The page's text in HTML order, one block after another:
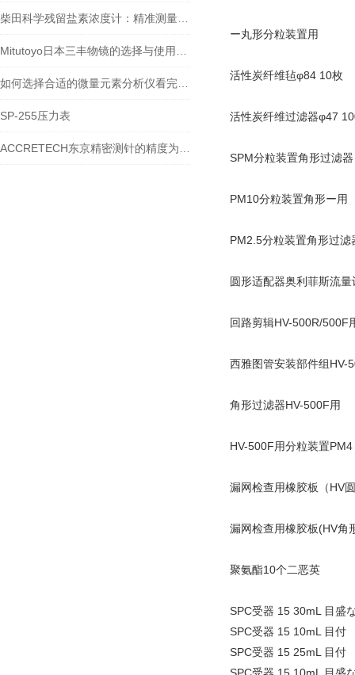
SP-255压力表
ー丸形分粒装置用
活性炭纤维毡φ84 10枚
活性炭纤维过滤器φ47
SPM分粒装置角形过滤器
PM10分粒装置角形ー用
PM2.5分粒装置角形过滤
圆形适配器奥利菲斯流量
回路剪辑HV-500R/500F
西雅图管安装部件组HV-
角形过滤器HV-500F用
HV-500F用分粒装置PM4
漏网检查用橡胶板（HV
漏网检查用橡胶板(HV角
聚氨酯10个二恶英
SPC受器 15 30mL 目盛
SPC受器 15 10mL 目付
SPC受器 15 25mL 目付